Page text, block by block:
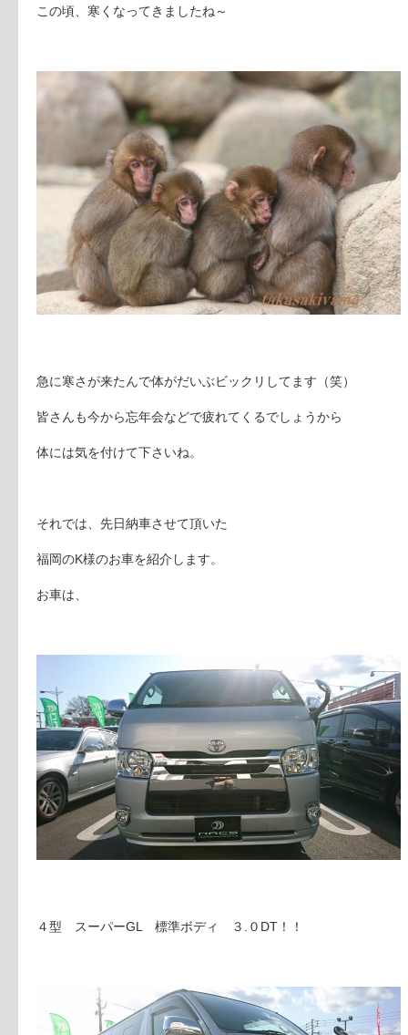
この頃、寒くなってきましたね～
急に寒さが来たんで体がだいぶビックリしてます（笑）
皆さんも今から忘年会などで疲れてくるでしょうから
体には気を付けて下さいね。
それでは、先日納車させて頂いた
福岡のK様のお車を紹介します。
お車は、
４型 スーパーGL 標準ボディ ３.０DT！！